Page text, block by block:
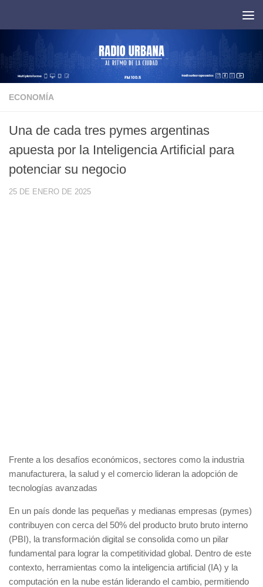
ECONOMÍA
Una de cada tres pymes argentinas
apuesta por la Inteligencia Artificial para
potenciar su negocio
25 DE ENERO DE 2025
Frente a los desafíos económicos, sectores como la industria
manufacturera, la salud y el comercio lideran la adopción de
tecnologías avanzadas
En un país donde las pequeñas y medianas empresas (pymes)
contribuyen con cerca del 50% del producto bruto bruto interno
(PBI), la transformación digital se consolida como un pilar
fundamental para lograr la competitividad global. Dentro de este
contexto, herramientas como la inteligencia artificial (IA) y la
computación en la nube están liderando el cambio, permitiendo